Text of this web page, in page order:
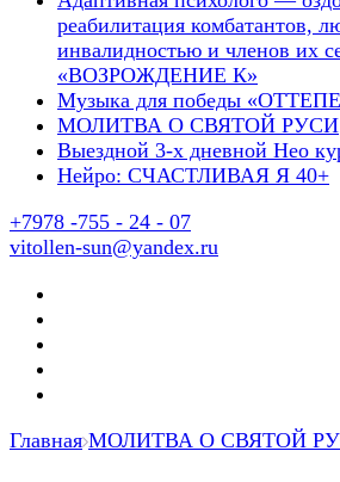
реабилитация комбатантов,
инвалидностью и членов их
«ВОЗРОЖДЕНИЕ К»
Музыка для победы
МОЛИТВА О СВЯТОЙ РУСИ
Выездной 3-х дневной Нео
Нейро: СЧАСТЛИВАЯ Я 40+
+7978 -755 - 24 - 07
vitollen-sun@yandex.ru
Главная МОЛИТВА О СВЯТОЙ